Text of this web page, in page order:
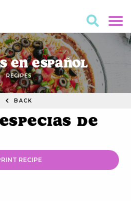
en Español
RECIPES
BACK
de
RECIPE